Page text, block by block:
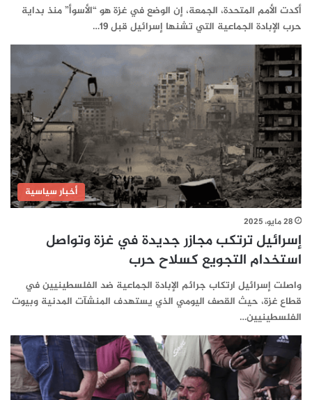
أكدت الأمم المتحدة، الجمعة، إن الوضع في غزة هو “الأسوأ” منذ بداية
حرب الإبادة الجماعية التي تشنها إسرائيل قبل 19…
أخبار سياسية
28 مايو، 2025
إسرائيل ترتكب مجازر جديدة في غزة وتواصل
استخدام التجويع كسلاح حرب
واصلت إسرائيل ارتكاب جرائم الإبادة الجماعية ضد الفلسطينيين في
قطاع غزة، حيث القصف اليومي الذي يستهدف المنشآت المدنية وبيوت
الفلسطينيين…